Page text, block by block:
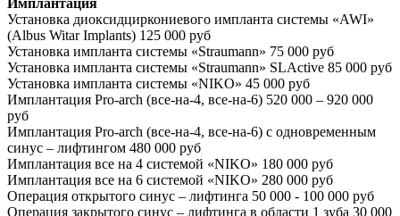
Имплантация
Установка диоксидциркониевого импланта системы «AWI»
(Albus Witar Implants) 125 000 руб
Установка импланта системы «Straumann» 75 000 руб
Установка импланта системы «Straumann» SLActive 85 000 руб
Установка импланта системы «NIKO» 45 000 руб
Имплантация Pro-arch (все-на-4, все-на-6) 520 000 – 920 000
руб
Имплантация Pro-arch (все-на-4, все-на-6) с одновременным
синус – лифтингом 480 000 руб
Имплантация все на 4 системой «NIKO» 180 000 руб
Имплантация все на 6 системой «NIKO» 280 000 руб
Операция открытого синус – лифтинга 50 000 - 100 000 руб
Операция закрытого синус – лифтинга в области 1 зуба 30 000